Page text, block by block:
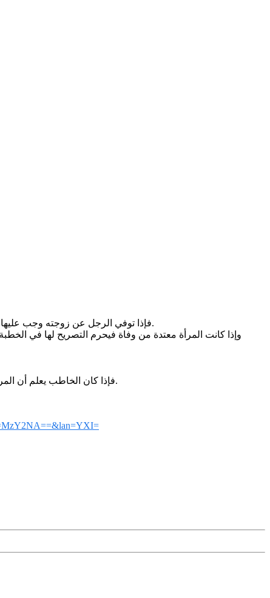
فإذا توفي الرجل عن زوجته وجب عليها أن تعتدَّ منه إن كانت حاملاً حتى تضع حملها، وإن كانت غير حامل فعدَّتها أربعة أشهر وعشرة أيام، وإذا لم تضبط الأهلة فعدَّتها مئة وثلاثون يوماً.
وإذا كانت المرأة معتدة من وفاة فيحرم التصريح لها في
فإذا كان الخاطب يعلم أن المرأة في عدَّتها فهذا لا يستحقُّ جواباً، لأنه يحرم عليه أن يصرِّح، وإذا كان لا يعلم فيُعَلَّم بأن المرأة في عدَّتها، ولا يُعطى جواباً. هذا، والله تعالى أعلم.